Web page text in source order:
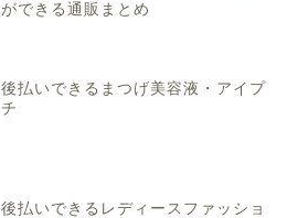
ができる通販まとめ
後払いできるまつげ美容液・アイプ
チ
後払いできるレディースファッショ